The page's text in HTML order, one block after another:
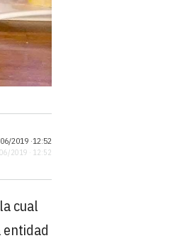
2019 ·12:52
2019 · 12:52
cual
entidad